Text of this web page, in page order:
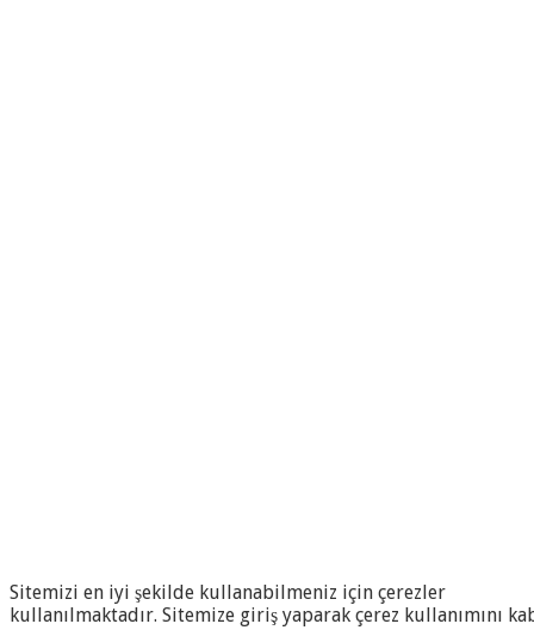
Sitemizi en iyi şekilde kullanabilmeniz için çerezler
kullanılmaktadır. Sitemize giriş yaparak çerez kullanımını